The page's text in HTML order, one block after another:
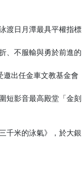
渡日月潭最具平權指標
、不服輸與勇於前進的
出任金車文教基金會
短影音最高殿堂「金刻
千米的泳氣》，於大銀